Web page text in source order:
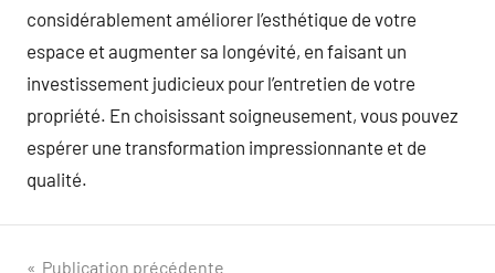
considérablement améliorer l’esthétique de votre
espace et augmenter sa longévité, en faisant un
investissement judicieux pour l’entretien de votre
propriété. En choisissant soigneusement, vous pouvez
espérer une transformation impressionnante et de
qualité.
Publication précédente